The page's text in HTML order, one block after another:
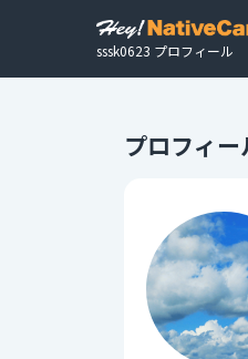
sssk0623 プロフィール
プロフィー